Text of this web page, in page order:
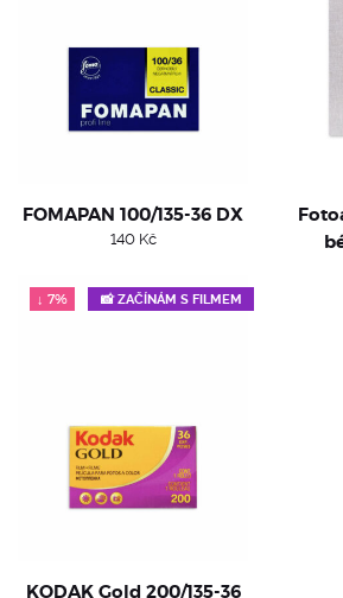
FOMAPAN 100/135-36 DX
140 Kč
📸 ZAČÍNÁM S FILMEM
↓ 7%
KODAK Gold 200/135-36